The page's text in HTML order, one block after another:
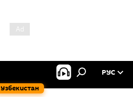
Узбекистан
РУС